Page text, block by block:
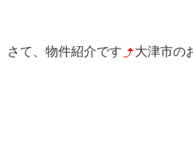
さて、物件紹介です 大津市の